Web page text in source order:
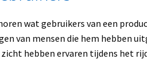
wat gebruikers van een
van mensen die hem hebben
hebben ervaren tijdens het